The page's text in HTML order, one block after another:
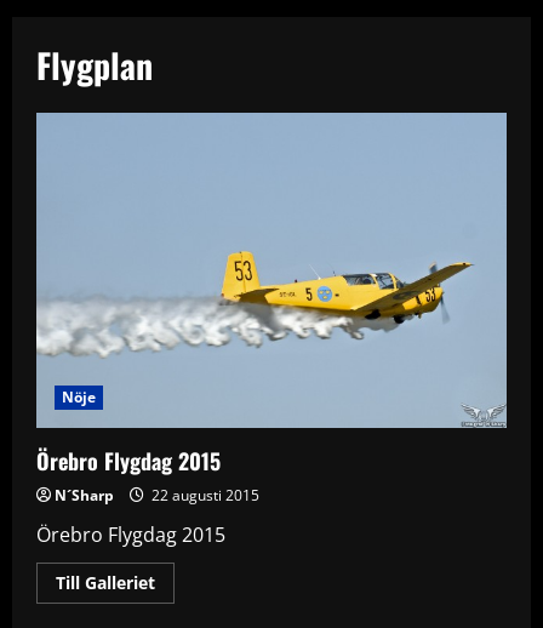
Flygplan
Nöje
Örebro Flygdag 2015
N´Sharp 22 augusti 2015
Örebro Flygdag 2015
Till GallerietRead
more